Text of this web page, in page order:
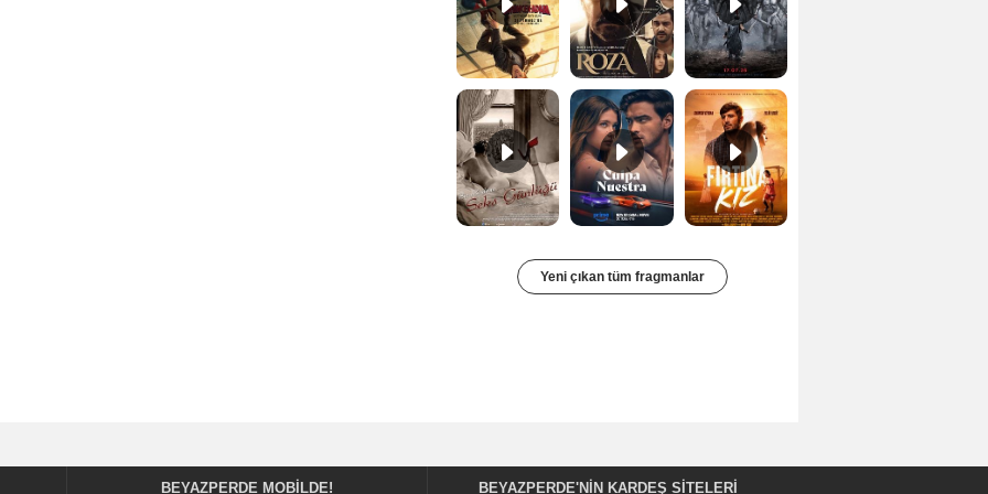
Bir Kadının Seks Günlüğü Orijinal Fragman Culpa nuestra Teaser Fırtına Kız Fragman
Yeni çıkan tüm fragmanlar
BEYAZPERDE MOBILDE! BEYAZPERDE'NIN KARDEŞ SİTELERİ